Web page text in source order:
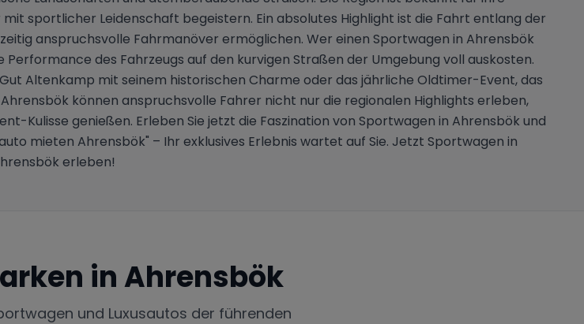
sportlicher Leidenschaft begeistern. Ein absolutes Highlight ist die Fahrt entlang der
anspruchsvolle Fahrmanöver ermöglichen. Wer einen Sportwagen in Ahrensbök
des Fahrzeugs auf den kurvigen Straßen der Umgebung voll auskosten.
Altenkamp mit seinem historischen Charme oder das jährliche Oldtimer-Event, das
können anspruchsvolle Fahrer nicht nur die regionalen Highlights erleben,
Kulisse genießen. Erleben Sie jetzt die Faszination von Sportwagen in Ahrensbök und
mieten Ahrensbök" – Ihr exklusives Erlebnis wartet auf Sie. Jetzt Sportwagen in
erleben!
inAhrensbök
und Luxusautos der führenden